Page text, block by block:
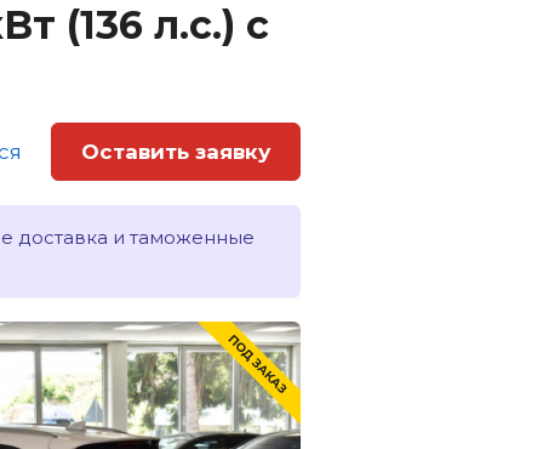
(136 л.с.) с
Оставить заявку
доставка и таможенные